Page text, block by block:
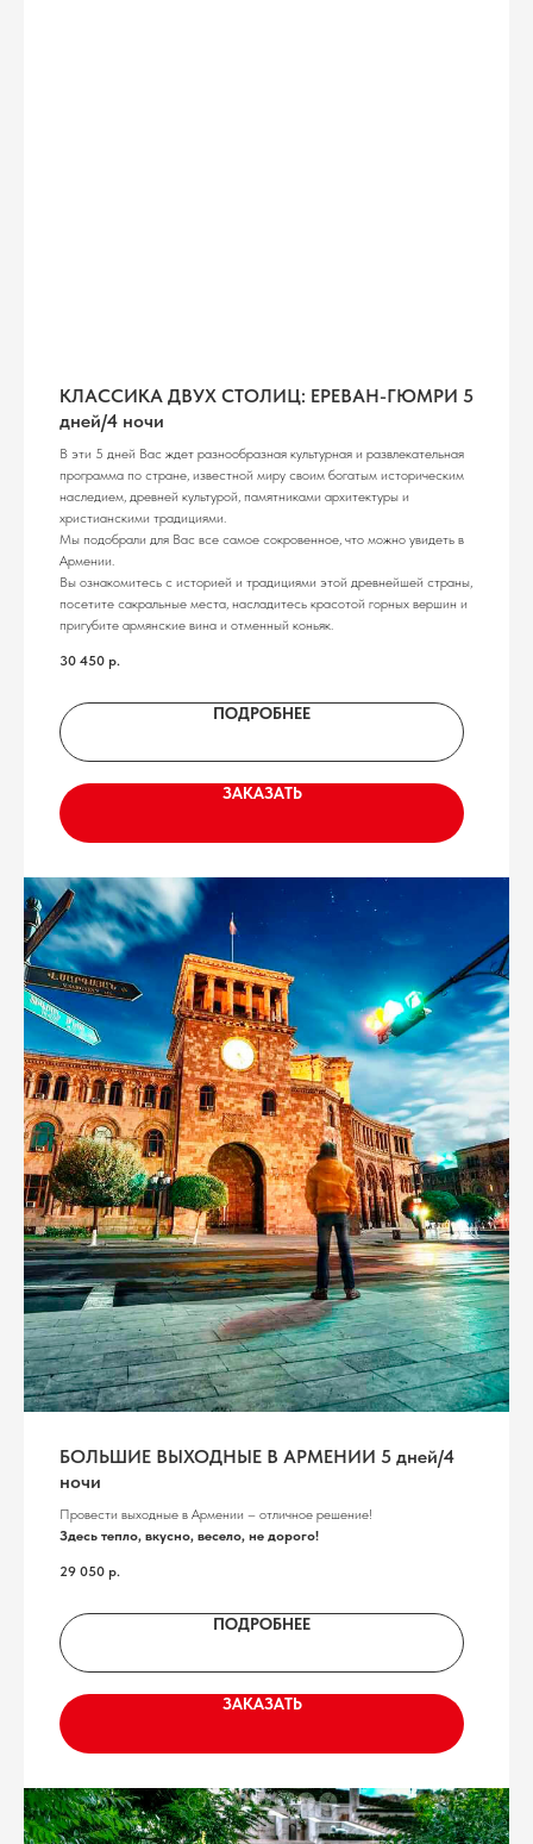
КЛАССИКА ДВУХ СТОЛИЦ: ЕРЕВАН-ГЮМРИ 5
дней/4 ночи
В эти 5 дней Вас ждет разнообразная культурная и развлекательная
программа по стране, известной миру своим богатым историческим
наследием, древней культурой, памятниками архитектуры и
христианскими традициями.
Мы подобрали для Вас все самое сокровенное, что можно увидеть в
Армении.
Вы ознакомитесь с историей и традициями этой древнейшей страны,
посетите сакральные места, насладитесь красотой горных вершин и
пригубите армянские вина и отменный коньяк.
30 450 р.
ПОДРОБНЕЕ
ЗАКАЗАТЬ
БОЛЬШИЕ ВЫХОДНЫЕ В АРМЕНИИ 5 дней/4
ночи
Провести выходные в Армении – отличное решение!
Здесь тепло, вкусно, весело, не дорого!
29 050 р.
ПОДРОБНЕЕ
ЗАКАЗАТЬ